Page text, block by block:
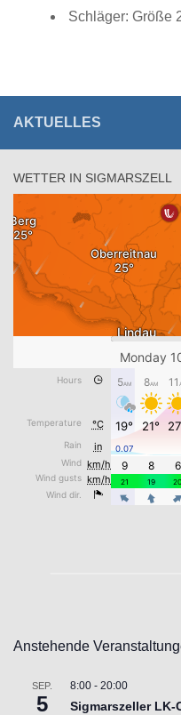
Schläger: Größe
AKTUELLES
WETTER IN SIGMARSZELL
Anstehende
SEP.
5
8:00 - 20:00
Sigmarszeller LK-